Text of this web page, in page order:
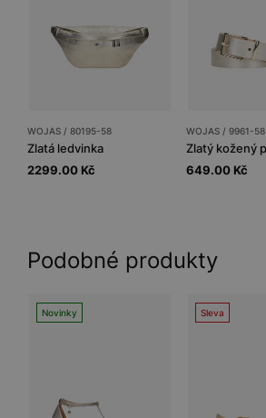
WOJAS / 80195-58
Zlatá ledvinka
2299.00 Kč
WOJAS / 9961-58
649.00 Kč
Podobné produkty
Novinky Sleva